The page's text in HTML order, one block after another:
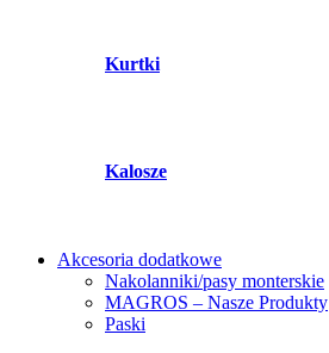
Kurtki
Kalosze
Akcesoria dodatkowe
Nakolanniki/pasy monterskie
MAGROS – Nasze Produkty
Paski